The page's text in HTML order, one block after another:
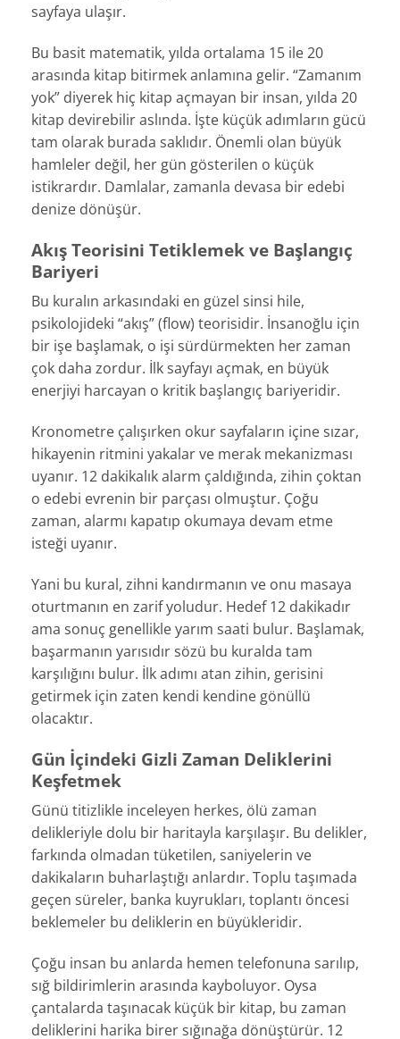
sayfaya ulaşır.
Bu basit matematik, yılda ortalama 15 ile 20
arasında kitap bitirmek anlamına gelir. “Zamanım
yok” diyerek hiç kitap açmayan bir insan, yılda 20
kitap devirebilir aslında. İşte küçük adımların gücü
tam olarak burada saklıdır. Önemli olan büyük
hamleler değil, her gün gösterilen o küçük
istikrardır. Damlalar, zamanla devasa bir edebi
denize dönüşür.
Akış Teorisini Tetiklemek ve Başlangıç
Bariyeri
Bu kuralın arkasındaki en güzel sinsi hile,
psikolojideki “akış” (flow) teorisidir. İnsanoğlu için
bir işe başlamak, o işi sürdürmekten her zaman
çok daha zordur. İlk sayfayı açmak, en büyük
enerjiyi harcayan o kritik başlangıç bariyeridir.
Kronometre çalışırken okur sayfaların içine sızar,
hikayenin ritmini yakalar ve merak mekanizması
uyanır. 12 dakikalık alarm çaldığında, zihin çoktan
o edebi evrenin bir parçası olmuştur. Çoğu
zaman, alarmı kapatıp okumaya devam etme
isteği uyanır.
Yani bu kural, zihni kandırmanın ve onu masaya
oturtmanın en zarif yoludur. Hedef 12 dakikadır
ama sonuç genellikle yarım saati bulur. Başlamak,
başarmanın yarısıdır sözü bu kuralda tam
karşılığını bulur. İlk adımı atan zihin, gerisini
getirmek için zaten kendi kendine gönüllü
olacaktır.
Gün İçindeki Gizli Zaman Deliklerini
Keşfetmek
Günü titizlikle inceleyen herkes, ölü zaman
delikleriyle dolu bir haritayla karşılaşır. Bu delikler,
farkında olmadan tüketilen, saniyelerin ve
dakikaların buharlaştığı anlardır. Toplu taşımada
geçen süreler, banka kuyrukları, toplantı öncesi
beklemeler bu deliklerin en büyükleridir.
Çoğu insan bu anlarda hemen telefonuna sarılıp,
sığ bildirimlerin arasında kayboluyor. Oysa
çantalarda taşınacak küçük bir kitap, bu zaman
deliklerini harika birer sığınağa dönüştürür. 12